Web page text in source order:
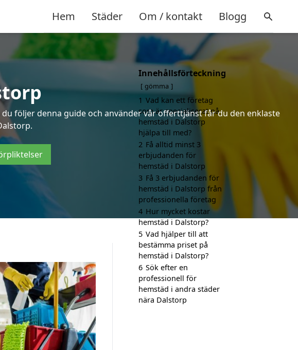
Hem Städer Om / kontakt Blogg
följer denna guide och använder vår offerttjänst får du den enklaste
Innehållsförteckning
gömma
1 Vad kan ett företag
som är specialiserat på
hemstäd i Dalstorp
hjälpa till med?
2 Få alltid minst 3
erbjudanden för
hemstäd i Dalstorp
3 Få 3 erbjudanden för
hemstäd i Dalstorp från
professionella företag
4 Hur mycket kostar
hemstäd i Dalstorp?
5 Vad hjälper till att
bestämma priset på
hemstäd i Dalstorp?
6 Sök efter en
professionell för
hemstäd i andra städer
nära Dalstorp